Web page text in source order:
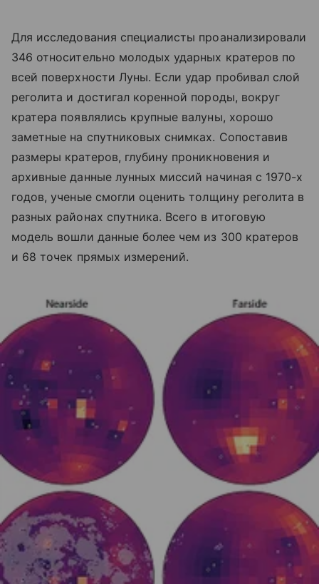
Для исследования специалисты проанализировали
346 относительно молодых ударных кратеров по
всей поверхности Луны. Если удар пробивал слой
реголита и достигал коренной породы, вокруг
кратера появлялись крупные валуны, хорошо
заметные на спутниковых снимках. Сопоставив
размеры кратеров, глубину проникновения и
архивные данные лунных миссий начиная с 1970-х
годов, ученые смогли оценить толщину реголита в
разных районах спутника. Всего в итоговую
модель вошли данные более чем из 300 кратеров
и 68 точек прямых измерений.